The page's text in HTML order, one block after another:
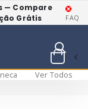
— Compare
Grátis
FAQ
Ver Todos